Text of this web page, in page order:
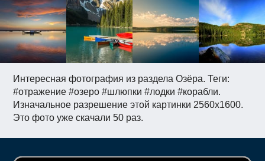
Интересная фотография из раздела Озёра. Теги:
#отражение #озеро #шлюпки #лодки #корабли.
Изначальное разрешение этой картинки 2560x1600.
Это фото уже скачали 50 раз.